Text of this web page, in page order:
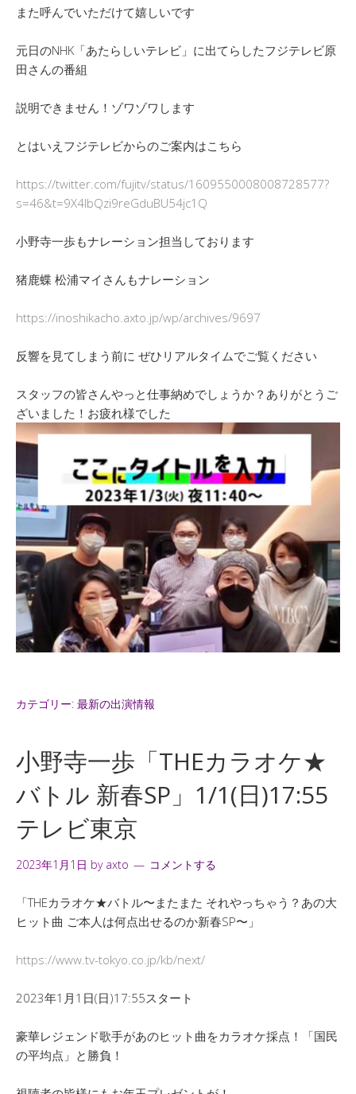
また呼んでいただけて嬉しいです
元日のNHK「あたらしいテレビ」に出てらしたフジテレビ原
田さんの番組
説明できません！ゾワゾワします
とはいえフジテレビからのご案内はこちら
https://twitter.com/fujitv/status/1609550008008728577?
s=46&t=9X4lbQzi9reGduBU54jc1Q
小野寺一歩もナレーション担当しております
猪鹿蝶 松浦マイさんもナレーション
https://inoshikacho.axto.jp/wp/archives/9697
反響を見てしまう前に ぜひリアルタイムでご覧ください
スタッフの皆さんやっと仕事納めでしょうか？ありがとうご
ざいました！お疲れ様でした
カテゴリー: 最新の出演情報
小野寺一歩「THEカラオケ★
バトル 新春SP」1/1(日)17:55
テレビ東京
2023年1月1日 by axto コメントする
「THEカラオケ★バトル〜またまた それやっちゃう？あの大
ヒット曲 ご本人は何点出せるのか新春SP〜」
https://www.tv-tokyo.co.jp/kb/next/
2023年1月1日(日)17:55スタート
豪華レジェンド歌手があのヒット曲をカラオケ採点！「国民
の平均点」と勝負！